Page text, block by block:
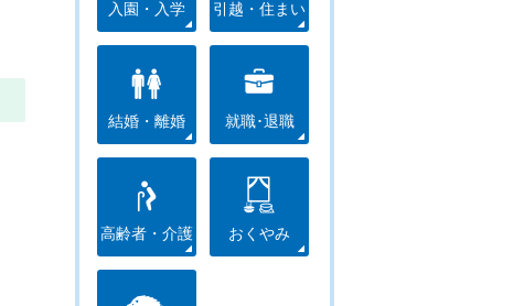
入園・入学 引越・住まい
結婚・離婚 就職･退職
高齢者・介護 おくやみ